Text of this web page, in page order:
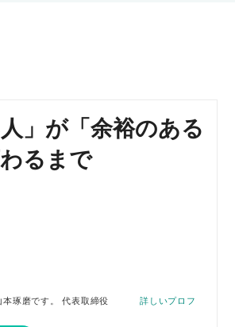
人」が「余裕のある
るまで
山本琢磨です。 代表取締役 詳しいプロフ